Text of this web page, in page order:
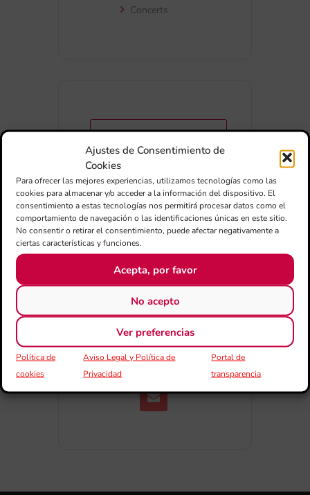
Ajustes de Consentimiento de
Cookies
Para ofrecer las mejores experiencias, utilizamos tecnologías como las
cookies para almacenar y/o acceder a la información del dispositivo. El
consentimiento a estas tecnologías nos permitirá procesar datos como el
comportamiento de navegación o las identificaciones únicas en este sitio.
No consentir o retirar el consentimiento, puede afectar negativamente a
ciertas características y funciones.
Acepta, por favor
No acepto
Ver preferencias
Política de
cookies
Aviso Legal y Política de
Privacidad
Portal de
transparencia
Concerts
+ Afegir a Google Calendar
Exportar + iCal / Outlook
COMPARTIR
ESDEVENIMENT